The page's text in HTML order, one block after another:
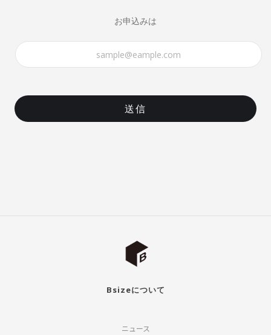
お申込みは
Bsizeについて
ニュース